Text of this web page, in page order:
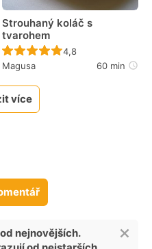
Strouhaný koláč s
tvarohem
Recept ještě nebyl
4,8
Magusa
60 min
více
nejnovějších.